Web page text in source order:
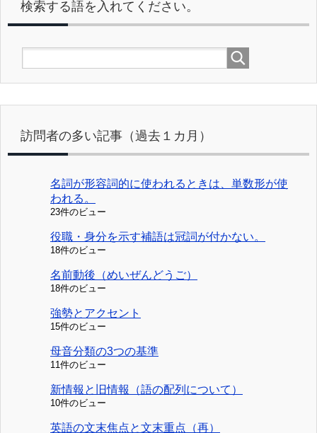
検索する語を入れてください。
訪問者の多い記事（過去１カ月）
名詞が形容詞的に使われるときは、単数形が使
われる。
23件のビュー
役職・身分を示す補語は冠詞が付かない。
18件のビュー
名前動後（めいぜんどうご）
18件のビュー
強勢とアクセント
15件のビュー
母音分類の3つの基準
11件のビュー
新情報と旧情報（語の配列について）
10件のビュー
英語の文末焦点と文末重点（再）